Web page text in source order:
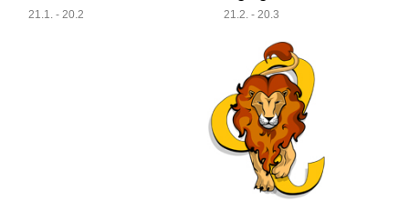
21.1. - 20.2 21.2. - 20.3